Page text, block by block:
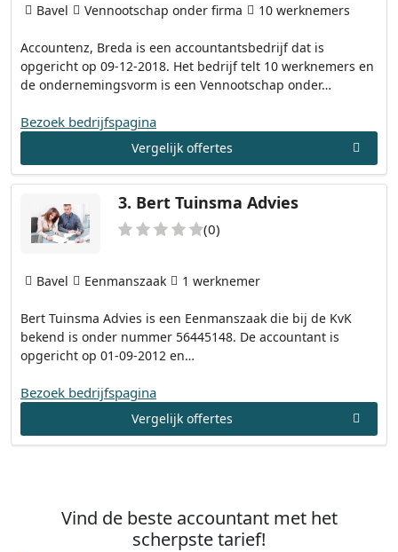
Accountenz, Breda is een accountantsbedrijf dat is
opgericht op 09-12-2018. Het bedrijf telt 10 werknemers en
de ondernemingsvorm is een Vennootschap onder…
Bavel Vennootschap onder firma 10 werknemers
Bezoek bedrijfspagina
Vergelijk offertes
3. Bert Tuinsma Advies
(0)
Bert Tuinsma Advies is een Eenmanszaak die bij de KvK
bekend is onder nummer 56445148. De accountant is
opgericht op 01-09-2012 en…
Bavel Eenmanszaak 1 werknemer
Bezoek bedrijfspagina
Vergelijk offertes
Vind de beste accountant met het
scherpste tarief!